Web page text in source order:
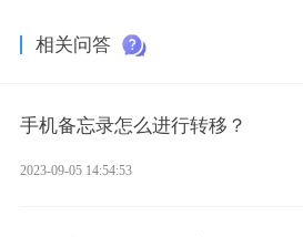
相关问答
手机备忘录怎么进行转移？
2023-09-05 14:54:53